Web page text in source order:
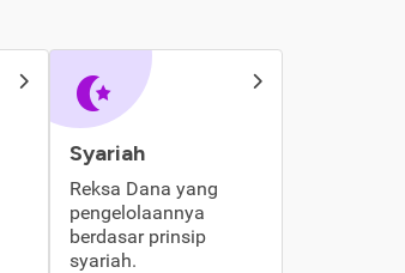
Syariah
Reksa Dana yang
pengelolaannya
berdasar prinsip
syariah.